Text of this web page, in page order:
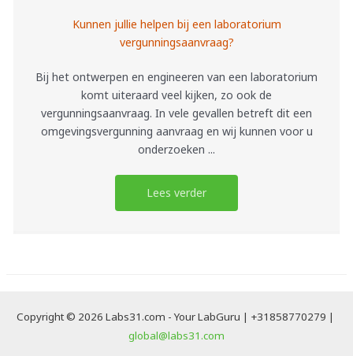
Kunnen jullie helpen bij een laboratorium
vergunningsaanvraag?
Bij het ontwerpen en engineeren van een laboratorium
komt uiteraard veel kijken, zo ook de
vergunningsaanvraag. In vele gevallen betreft dit een
omgevingsvergunning aanvraag en wij kunnen voor u
onderzoeken ...
Lees verder
Copyright © 2026 Labs31.com - Your LabGuru | +31858770279 |
global@labs31.com